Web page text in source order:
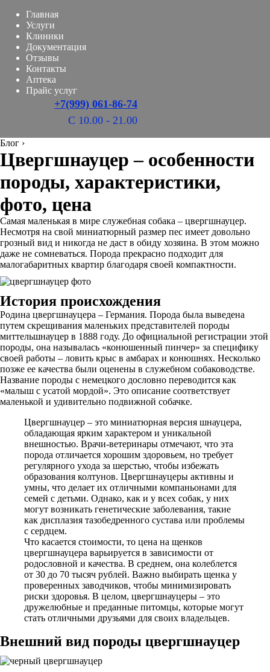
Главная
Услуги
Клиники
Документация
Отзывы
Контакты
Аптека
Прайс услуг
+7(999) 061-86-74
С 10.00 - 21.00
Блог ›
Цвергшнауцер – особенности
породы, характеристики,
фото, цена
Самая маленькая в мире служебная собака – цвергшнауцер.
Несмотря на свой миниатюрный размер пес имеет довольно
грозный вид и никогда не даст в обиду хозяина. В этом можно
даже не сомневаться. Порода прекрасно подходит для
малогабаритных квартир благодаря своей компактности.
История происхождения
Родина цвергшнауцера – Германия. Порода была выведена
путем скрещивания маленьких представителей породы
миттельшнауцер в 1888 году. До официальной регистрации этой
породы, она называлась «конюшенный пинчер» за специфику
своей работы – ловить крыс в амбарах и конюшнях. Несколько
позже ее качества были оценены в служебном собаководстве.
Название породы с немецкого дословно переводится как
«малыш с усатой мордой». Это описание соответствует
маленькой и удивительно подвижной собачке.
Цвергшнауцер – это миниатюрная версия шнауцера,
обладающая ярким характером и уникальной
внешностью. Врачи-ветеринары отмечают, что эта
порода отличается хорошим здоровьем, но требует
регулярного ухода за шерстью, чтобы избежать
образования колтунов. Цвергшнауцеры активны и
умны, что делает их отличными компаньонами для
семей с детьми. Однако, как и у всех собак, у них
могут возникать генетические заболевания, такие
как дисплазия тазобедренного сустава или проблемы
с сердцем.
Что касается стоимости, то цена на щенков
цвергшнауцера варьируется в зависимости от
родословной и качества. В среднем, она колеблется
от 30 до 70 тысяч рублей. Важно выбирать щенка у
проверенных заводчиков, чтобы минимизировать
риски здоровья. В целом, цвергшнауцеры – это
дружелюбные и преданные питомцы, которые могут
стать отличными друзьями для своих владельцев.
Внешний вид породы цвергшнауцер